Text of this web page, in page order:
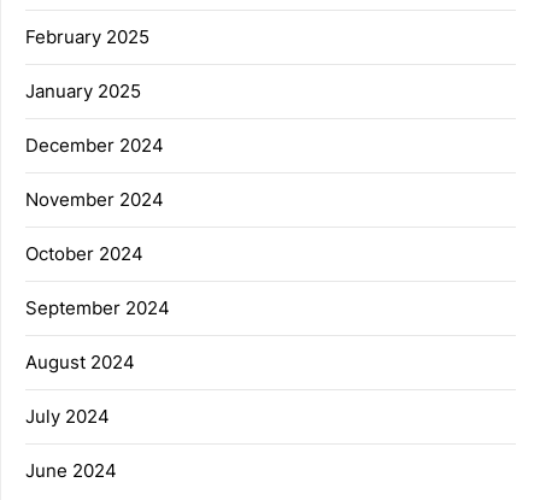
February 2025
January 2025
December 2024
November 2024
October 2024
September 2024
August 2024
July 2024
June 2024